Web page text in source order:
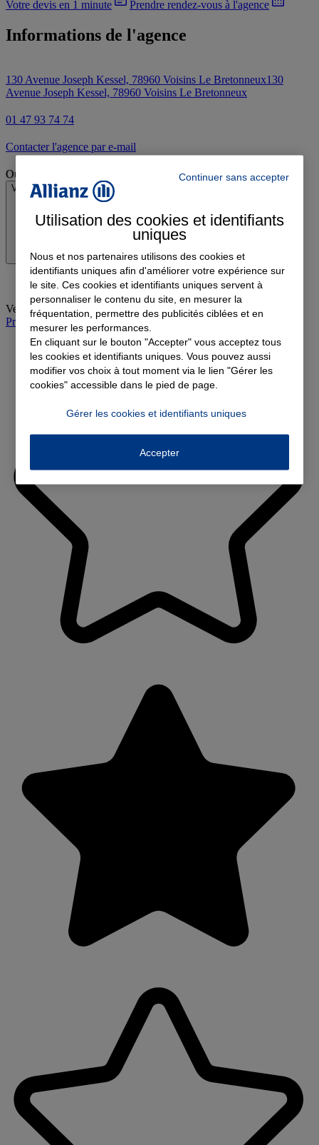
Votre devis en 1 minute Prendre rendez-vous à l'agence
Informations de l'agence
130 Avenue Joseph Kessel, 78960 Voisins Le Bretonneux130
Avenue Joseph Kessel, 78960 Voisins Le Bretonneux
01 47 93 74 74
Contacter l'agence par e-mail
Ouvert
Voir les horaires
Vendredi
10:00-13:00, 14:00-18:00
Prendre rendez-vous à l'agence
Continuer sans accepter
Utilisation des cookies et identifiants
uniques
Nous et nos partenaires utilisons des cookies et
identifiants uniques afin d'améliorer votre expérience sur
le site. Ces cookies et identifiants uniques servent à
personnaliser le contenu du site, en mesurer la
fréquentation, permettre des publicités ciblées et en
mesurer les performances.
En cliquant sur le bouton "Accepter" vous acceptez tous
les cookies et identifiants uniques. Vous pouvez aussi
modifier vos choix à tout moment via le lien "Gérer les
cookies" accessible dans le pied de page.
Gérer les cookies et identifiants uniques
Accepter